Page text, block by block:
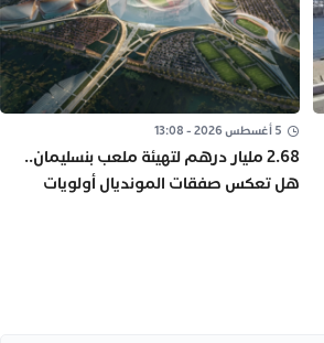
5 أغسطس 2026 - 13:08
2.68 مليار درهم لتهيئة ملعب بنسليمان..
هل تعكس صفقات المونديال أولويات